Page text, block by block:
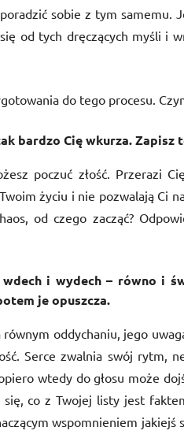
sobie z tym samemu.
od tych dręczących myśli i
do tego procesu.
bardzo Cię wkurza. Zapisz
poczuć złość. Przerazi
życiu i nie pozwalają Ci
od czego zacząć?
i wydech – równo i
je opuszcza.
równym oddychaniu, jego
Serce zwalnia swój rytm,
wtedy do głosu może
się, co z Twojej listy jest
wspomnieniem